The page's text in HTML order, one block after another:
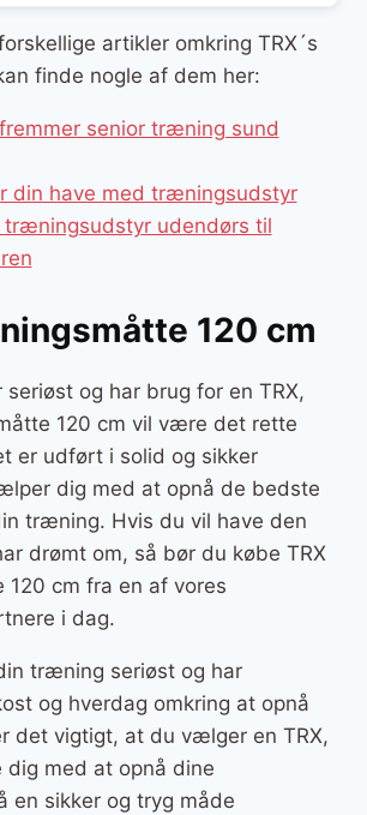
artikler omkring TRX´s
finde nogle af dem her:
senior træning sund
din have med træningsudstyr
træningsudstyr udendørs til
120 cm
og har brug for en TRX,
120 cm vil være det rette
er udført i solid og sikker
dig med at opnå de bedste
træning. Hvis du vil have den
drømt om, så bør du købe TRX
cm fra en af vores
i dag.
træning seriøst og har
og hverdag omkring at opnå
det vigtigt, at du vælger en TRX,
med at opnå dine
en sikker og tryg måde